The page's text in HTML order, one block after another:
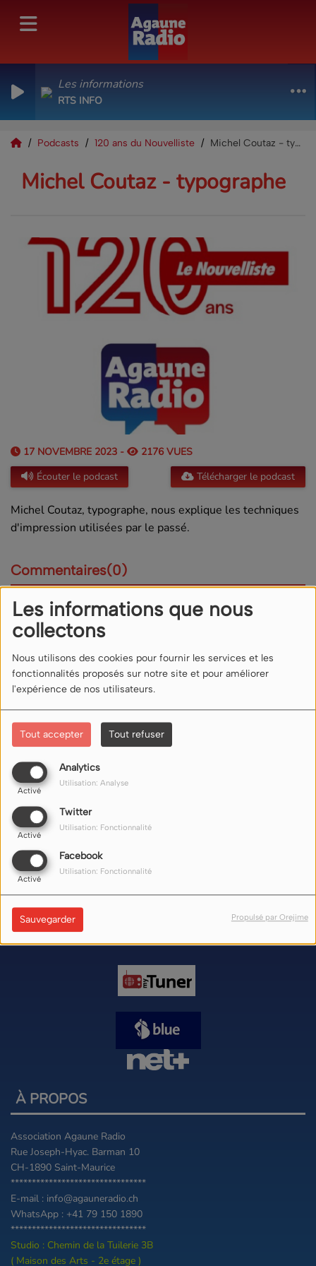
Les informations que nous
collectons
Nous utilisons des cookies pour fournir les services et les
fonctionnalités proposés sur notre site et pour améliorer
l'expérience de nos utilisateurs.
Tout accepter Tout refuser
Analytics
Activé
Utilisation: Analyse
Twitter
Activé
Utilisation: Fonctionnalité
Facebook
Activé
Utilisation: Fonctionnalité
Sauvegarder Propulsé par Orejime
Les informations
RTS INFO
Podcasts 120 ans du Nouvelliste Michel Coutaz - typographe
Michel Coutaz - typographe
17 NOVEMBRE 2023 -
2176 VUES
Écouter le podcast
Télécharger le podcast
Michel Coutaz, typographe, nous explique les techniques
d'impression utilisées par le passé.
Commentaires(0)
Connectez-vous pour commenter cet article
SE CONNECTER
NOUS ÉCOUTER
Nos liens d'écoute (flux) sur internet ici
À PROPOS
Association Agaune Radio
Rue Joseph-Hyac. Barman 10
CH-1890 Saint-Maurice
********************************
E-mail : info@agauneradio.ch
WhatsApp : +41 79 150 1890
********************************
Studio : Chemin de la Tuilerie 3B
( Maison des Arts - 2e étage )